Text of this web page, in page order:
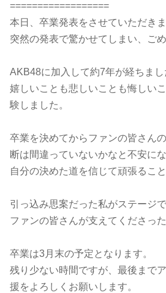
==================
本日、卒業発表をさせていただきま
突然の発表で驚かせてしまい、ごめ
AKB48に加入して約7年が経ちまし
嬉しいことも悲しいことも悔しい
験しました。
卒業を決めてからファンの皆さん
断は間違っていないかなと不安に
自分の決めた道を信じて頑張るこ
引っ込み思案だった私がステージ
ファンの皆さんが支えてくださった
卒業は3月末の予定となります。
残り少ない時間ですが、最後まで
援をよろしくお願いします。